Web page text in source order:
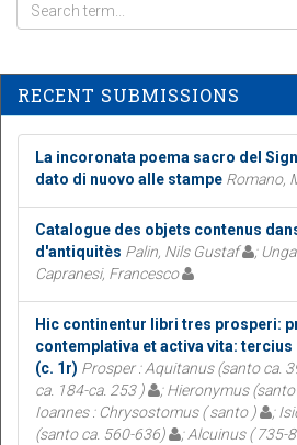
RECENT SUBMISSIONS
La incoronata poema sacro del
dato di nuovo alle stampe Romano,
Catalogue des objets contenus
d'antiquitès Palin, Nils Gustaf ;
Capranesi, Francesco
Hic continentur libri tres prosperi:
contemplativa et activa vita:
(c. 1r) Prosper : Aquitanus (santo ca.
ca. 184-ca. 253 )
; Hieronymus
Ioannes : Chrysostomus ( santo )
;
(santo ca. 560-636)
; Alcuinus ( 735-